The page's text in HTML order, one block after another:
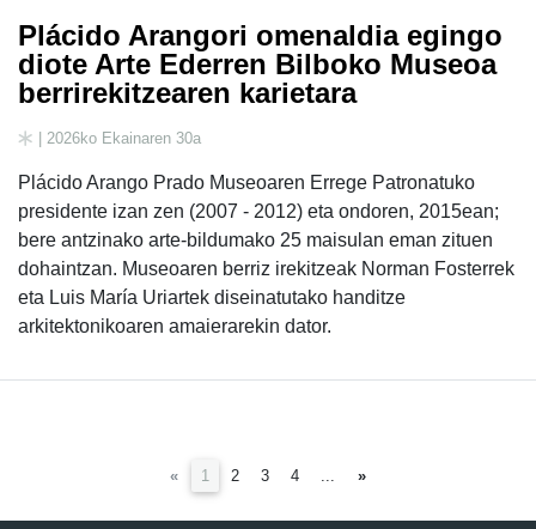
Plácido Arangori omenaldia egingo
diote Arte Ederren Bilboko Museoa
berrirekitzearen karietara
| 2026ko Ekainaren 30a
Plácido Arango Prado Museoaren Errege Patronatuko
presidente izan zen (2007 - 2012) eta ondoren, 2015ean;
bere antzinako arte-bildumako 25 maisulan eman zituen
dohaintzan. Museoaren berriz irekitzeak Norman Fosterrek
eta Luis María Uriartek diseinatutako handitze
arkitektonikoaren amaierarekin dator.
« 1 (current)
2 3 4 »